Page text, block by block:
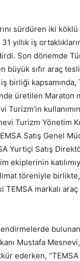
sürdüren iki
yıllık iş
Son dönemde
büyük sıfır araç
birliği kapsamında,
üretilen Maraton
Turizm’in
Turizm Yönetim
Satış Genel
Yurtiçi Satış
ekiplerinin
töreniyle
markalı araç
Mustafa
ederken,